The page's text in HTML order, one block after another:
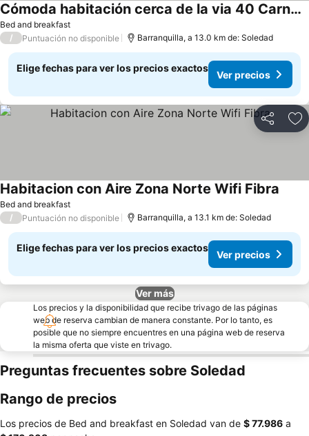
Bed and breakfast
Cómoda habitación cerca de la via 40 Carnaval Barranquilla
Ver precios
/ Puntuación no disponible Barranquilla, a 13.0 km de: Soledad
Elige fechas para ver los precios exactos
Ver precios
Compartir
Bed and breakfast
Habitacion con Aire Zona Norte Wifi Fibra
/ Puntuación no disponible Barranquilla, a 13.1 km de: Soledad
Elige fechas para ver los precios exactos
Ver precios
Ver más
Los precios y la disponibilidad que recibe trivago de las páginas
web de reserva cambian de manera constante. Por lo tanto, es
posible que no siempre encuentres en una página web de reserva
la misma oferta que viste en trivago.
Preguntas frecuentes sobre Soledad
Rango de precios
Los precios de Bed and breakfast en Soledad van de ‎$ 77.986 a